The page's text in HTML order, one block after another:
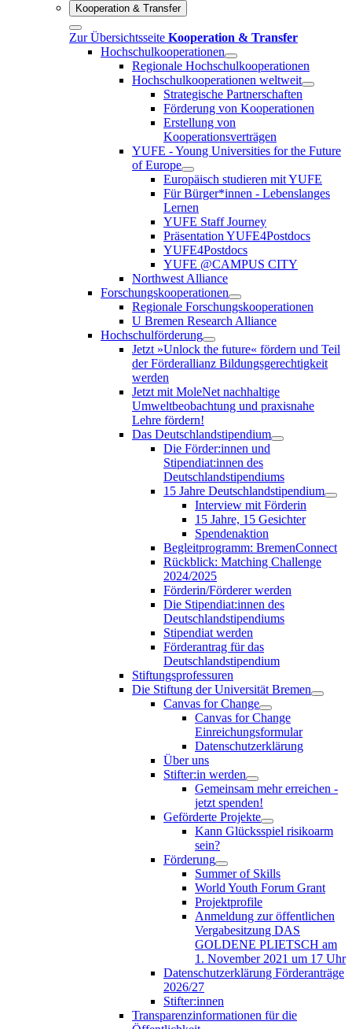
Kooperation & Transfer
Zur Übersichtsseite Kooperation & Transfer
Hochschulkooperationen
Regionale Hochschulkooperationen
Hochschulkooperationen weltweit
Strategische Partnerschaften
Förderung von Kooperationen
Erstellung von
Kooperationsverträgen
YUFE - Young Universities for the Future
of Europe
Europäisch studieren mit YUFE
Für Bürger*innen - Lebenslanges
Lernen
YUFE Staff Journey
Präsentation YUFE4Postdocs
YUFE4Postdocs
YUFE @CAMPUS CITY
Northwest Alliance
Forschungskooperationen
Regionale Forschungskooperationen
U Bremen Research Alliance
Hochschulförderung
Jetzt »Unlock the future« fördern und Teil
der Förderallianz Bildungsgerechtigkeit
werden
Jetzt mit MoleNet nachhaltige
Umweltbeobachtung und praxisnahe
Lehre fördern!
Das Deutschlandstipendium
Die Förder:innen und
Stipendiat:innen des
Deutschlandstipendiums
15 Jahre Deutschlandstipendium
Interview mit Förderin
15 Jahre, 15 Gesichter
Spendenaktion
Begleitprogramm: BremenConnect
Rückblick: Matching Challenge
2024/2025
Förderin/Förderer werden
Die Stipendiat:innen des
Deutschlandstipendiums
Stipendiat werden
Förderantrag für das
Deutschlandstipendium
Stiftungsprofessuren
Die Stiftung der Universität Bremen
Canvas for Change
Canvas for Change
Einreichungsformular
Datenschutzerklärung
Über uns
Stifter:in werden
Gemeinsam mehr erreichen -
jetzt spenden!
Geförderte Projekte
Kann Glücksspiel risikoarm
sein?
Förderung
Summer of Skills
World Youth Forum Grant
Projektprofile
Anmeldung zur öffentlichen
Vergabesitzung DAS
GOLDENE PLIETSCH am
1. November 2021 um 17 Uhr
Datenschutzerklärung Förderanträge
2026/27
Stifter:innen
Transparenzinformationen für die